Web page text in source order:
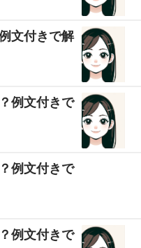
文付きで解
例文付きで
例文付きで
例文付きで